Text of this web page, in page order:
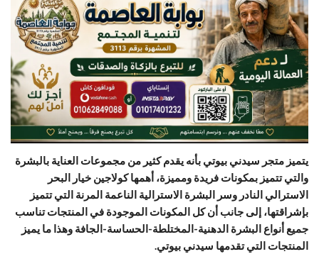
يتميز متجر سيدني بيوتي بأنه يقدم كثير من مجموعات العناية بالبشرة
والتي تتميز بمكونات فريدة ومميزة، أهمها كولاجين خيار البحر
الاسترالي النادر وسر البشرة الاسترالية الناعمة المرنة التي تتميز
بإشراقتها، إلى جانب أن كل المكونات الموجودة في المنتجات تناسب
جميع أنواع البشرة الدهنية-المختلطة-الحساسة-الجافة وهذا ما يميز
المنتجات التي تقدمها سيدني بيوتي.